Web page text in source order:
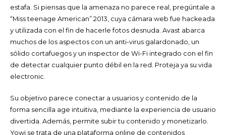
estafa. Si piensas que la amenaza no parece real, pregúntale a
“Miss teenage American” 2013, cuya cámara web fue hackeada
y utilizada con el fin de hacerle fotos desnuda. Avast abarca
muchos de los aspectos con un anti-virus galardonado, un
sólido cortafuegos y un inspector de Wi-Fi integrado con el fin
de detectar cualquier punto débil en la red. Proteja ya su vida
electronic.
Su objetivo parece conectar a usuarios y contenido de la
forma sencilla age intuitiva, mediante la experiencia de usuario
divertida. Además, permite subir tu contenido y monetizarlo.
Yowi se trata de una plataforma online de contenidos